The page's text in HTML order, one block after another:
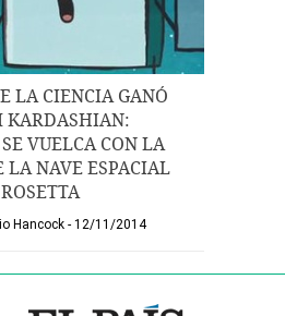
LA CIENCIA GANÓ
KARDASHIAN:
VUELCA CON LA
LA NAVE ESPACIAL
ROSETTA
Hancock 12/11/2014